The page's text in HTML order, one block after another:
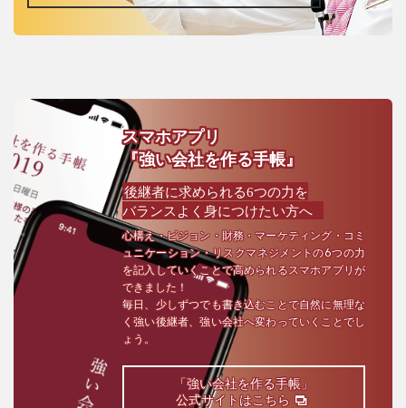
スマホアプリ
『強い会社を作る手帳』
後継者に求められる6つの力を
バランスよく身につけたい方へ
心構え・ビジョン・財務・マーケティング・コミ
ュニケーション・リスクマネジメントの6つの力
を記入していくことで高められるスマホアプリが
できました！
毎日、少しずつでも書き込むことで自然に無理な
く強い後継者、強い会社へ変わっていくことでし
ょう。
「強い会社を作る手帳」
公式サイトはこちら